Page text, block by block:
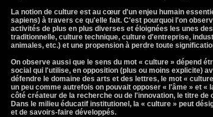
La notion de culture est au cœur d'un enjeu humain
sapiens) à travers ce qu'elle fait. C'est pourquoi l'on
activités de plus en plus diverses et éloignées les unes
traditionnelle, culture technique, culture d'entreprise,
animales, etc.) et une propension à perdre toute
On observe aussi que le sens du mot « culture » dépend
social qui l'utilise, en opposition (plus ou moins explicite)
défendre le domaine des arts et des lettres, le mot «
un peu comme autrefois on pouvait opposer « l'âme » et
côté créateur de la recherche ou de l'innovation, le titre
Dans le milieu éducatif institutionel, la « culture » peut
et de savoirs-faire développés.